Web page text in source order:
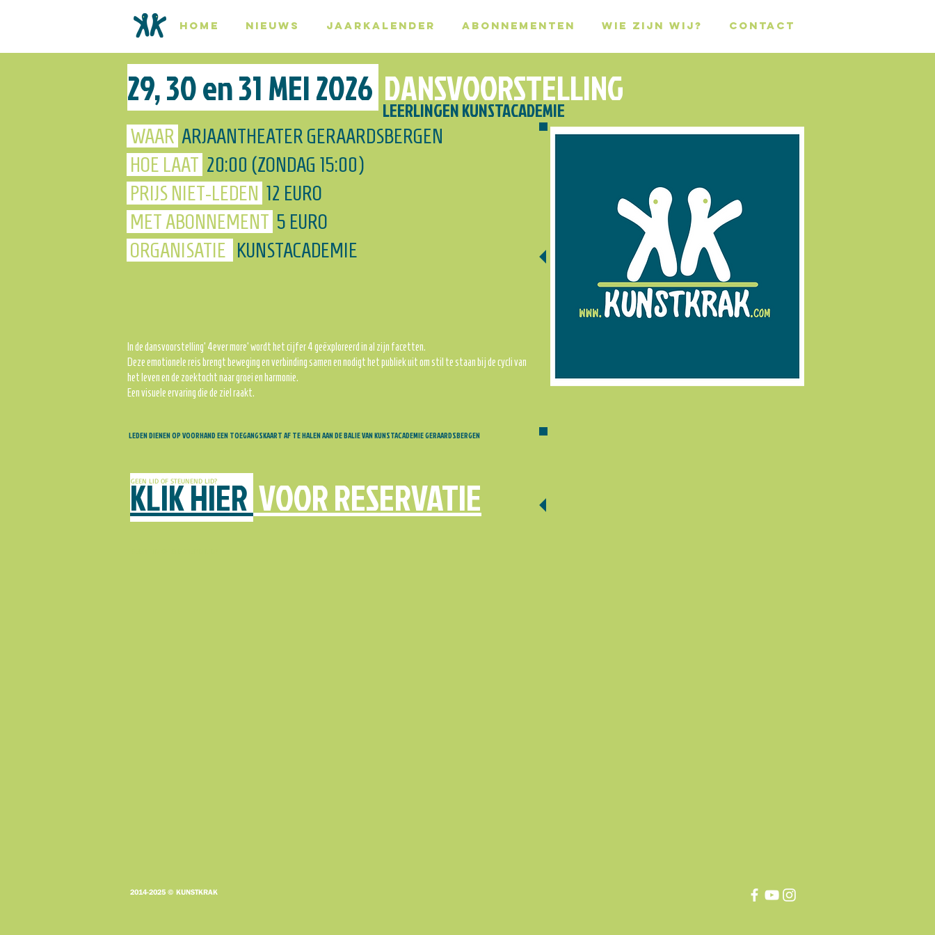
HOME NIEUWS JAARKALENDER ABONNEMENTEN WIE ZIJN WIJ? CONTACT
29, 30 en 31 MEI 2026 DANSVOORSTELLING
LEERLINGEN KUNSTACADEMIE
HOE LAAT 20:00 (ZONDAG 15:00)
PRIJS NIET-LEDEN 12 EURO
MET ABONNEMENT 5 EURO
ORGANISATIE KUNSTACADEMIE
WAAR ARJAANTHEATER GERAARDSBERGEN
In de dansvoorstelling‘4ever more’ wordt het cijfer 4 geëxploreerd in al zijn facetten.
Deze emotionele reis brengt beweging en verbinding samen en nodigt het publiek uit om stil te staan bij de cycli van
het leven en de zoektocht naar groei en harmonie.
Een visuele ervaring die de ziel raakt.
LEDEN DIENEN OP VOORHAND EEN TOEGANGSKAART AF TE HALEN AAN DE BALIE VAN KUNSTACADEMIE GERAARDSBERGEN
KLIK HIER VOOR RESERVATIE
GEEN LID OF STEUNEND LID?
2014-2025 © KUNSTKRAK